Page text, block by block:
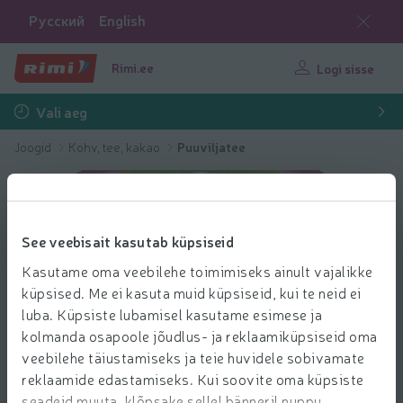
See veebisait kasutab küpsiseid
Kasutame oma veebilehe toimimiseks ainult vajalikke
küpsised. Me ei kasuta muid küpsiseid, kui te neid ei
luba. Küpsiste lubamisel kasutame esimese ja
kolmanda osapoole jõudlus- ja reklaamiküpsiseid oma
veebilehe täiustamiseks ja teie huvidele sobivamate
reklaamide edastamiseks. Kui soovite oma küpsiste
Русский English
Rimi.ee Logi sisse
Vali aeg
Joogid Kohv, tee, kakao Puuviljatee